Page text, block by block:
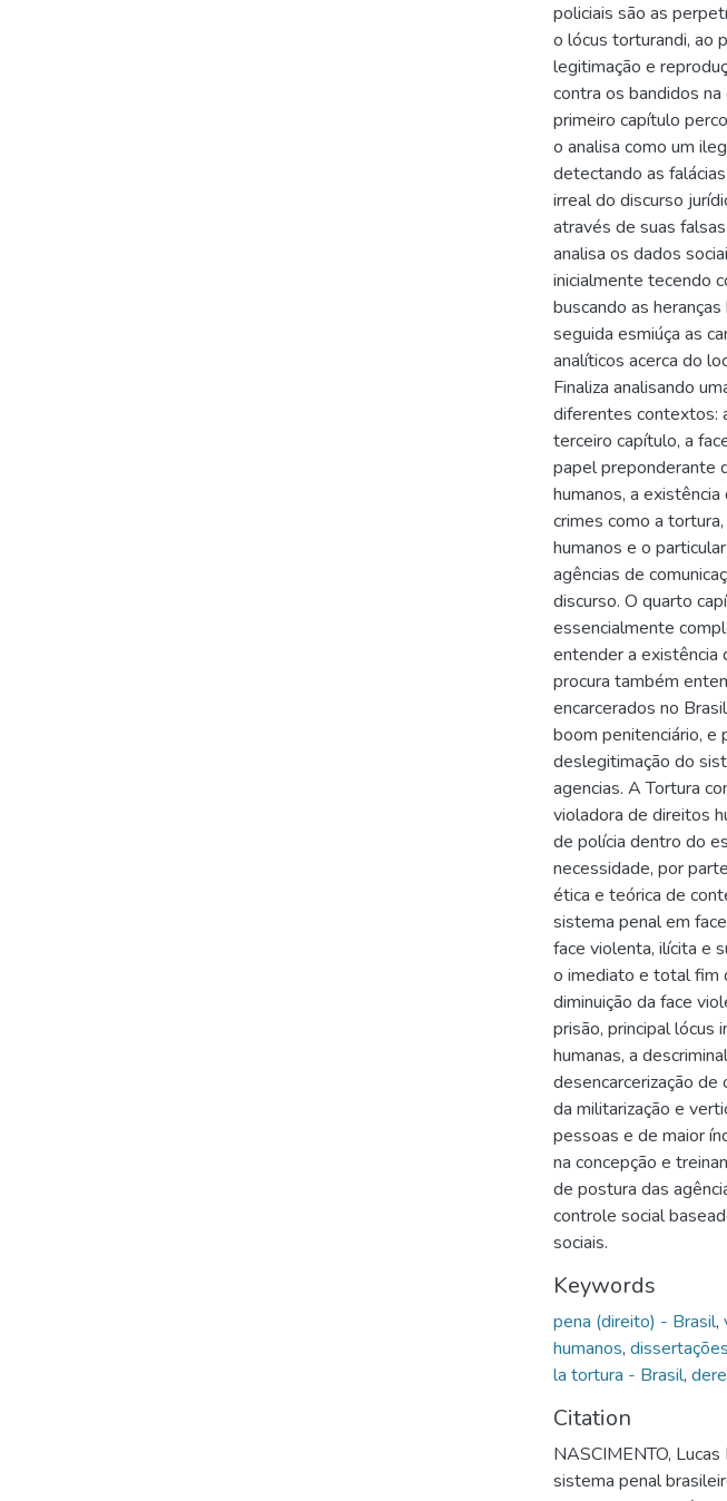
policiais são as
o lócus torturandi, ao
legitimação e
contra os bandidos
primeiro capítulo
o analisa como um
detectando as
irreal do discurso
através de suas
analisa os dados
inicialmente tecendo
buscando as
seguida esmiúça as
analíticos acerca do
Finaliza analisando
diferentes contextos:
terceiro capítulo, a
papel preponderante
humanos, a
crimes como a
humanos e o
agências de
discurso. O quarto
essencialmente
entender a existência
procura também
encarcerados no
boom penitenciário, e
deslegitimação do
agencias. A Tortura
violadora de direitos
de polícia dentro do
necessidade, por
ética e teórica de
sistema penal em
face violenta, ilícita e
o imediato e total fim
diminuição da face
prisão, principal lócus
humanas, a
desencarcerização
da militarização e
pessoas e de maior
na concepção e
de postura das
controle social
sociais.
Keywords
pena (direito) - Brasil,
humanos, dissertações
la tortura - Brasil,
Citation
NASCIMENTO,
sistema penal